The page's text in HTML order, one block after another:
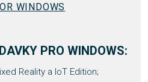
WINDOWS
PRO WINDOWS:
Reality a IoT Edition;